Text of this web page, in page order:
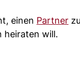
einen Partner
heiraten will.